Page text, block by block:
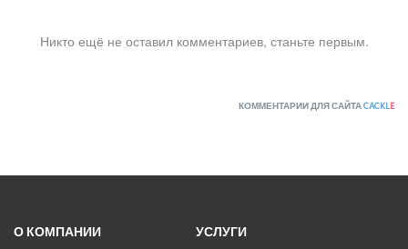
Никто ещё не оставил комментариев, станьте первым.
КОММЕНТАРИИ ДЛЯ САЙТАCACKLE
О КОМПАНИИ
УСЛУГИ